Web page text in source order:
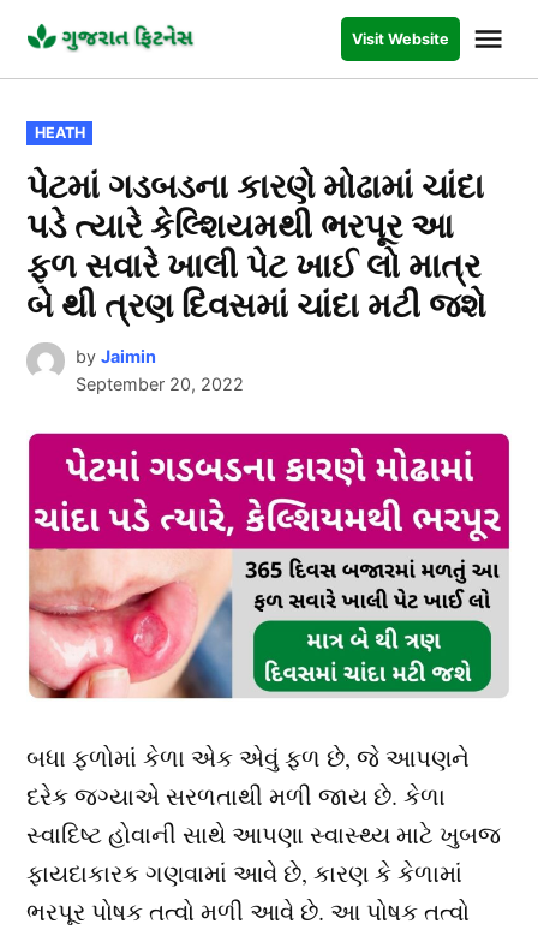
content
FITNESS
Visit Website
POSTED
IN
HEATH
પેટમાં ગડબડના કારણે મોઢામાં ચાંદા
પડે ત્યારે કેલ્શિયમથી ભરપૂર આ
ફળ સવારે ખાલી પેટ ખાઈ લો માત્ર
બે થી ત્રણ દિવસમાં ચાંદા મટી જશે
by Jaimin
September 20, 2022
બધા ફળોમાં કેળા એક એવું ફળ છે, જે આપણને
દરેક જગ્યાએ સરળતાથી મળી જાય છે. કેળા
સ્વાદિષ્ટ હોવાની સાથે આપણા સ્વાસ્થ્ય માટે ખુબજ
ફાયદાકારક ગણવામાં આવે છે, કારણ કે કેળામાં
ભરપૂર પોષક તત્વો મળી આવે છે. આ પોષક તત્વો